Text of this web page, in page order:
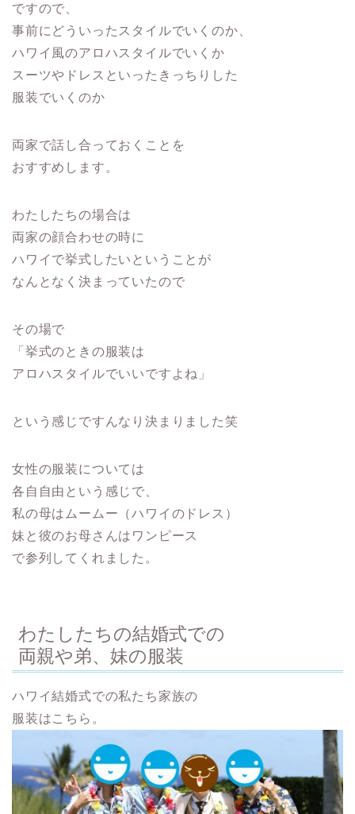
ですので、
事前にどういったスタイルでいくのか、
ハワイ風のアロハスタイルでいくか
スーツやドレスといったきっちりした
服装でいくのか
両家で話し合っておくことを
おすすめします。
わたしたちの場合は
両家の顔合わせの時に
ハワイで挙式したいということが
なんとなく決まっていたので
その場で
「挙式のときの服装は
アロハスタイルでいいですよね」
という感じですんなり決まりました笑
女性の服装については
各自自由という感じで、
私の母はムームー（ハワイのドレス）
妹と彼のお母さんはワンピース
で参列してくれました。
わたしたちの結婚式での
両親や弟、妹の服装
ハワイ結婚式での私たち家族の
服装はこちら。